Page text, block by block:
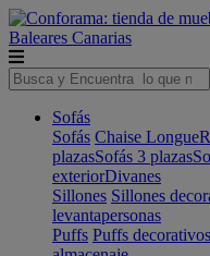
Baleares Canarias
Sofás
Sofás Chaise Longue
plazasSofás 3 plazas
exteriorDivanes
Sillones Sillones
levantapersonas
Puffs Puffs decorativos